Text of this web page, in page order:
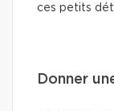
ces petits
Donner